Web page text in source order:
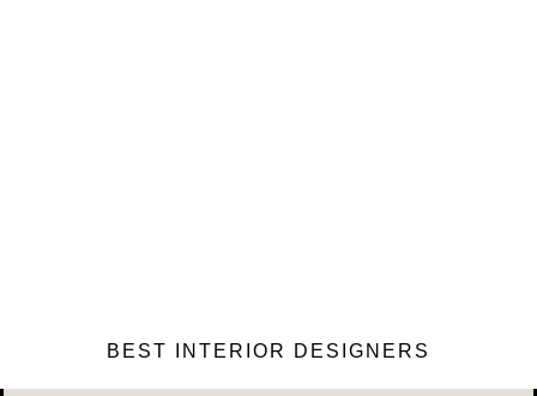
BEST INTERIOR DESIGNERS